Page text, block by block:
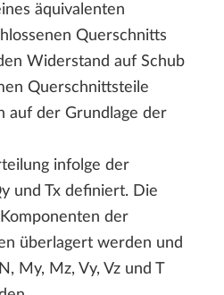
äquivalenten
Querschnitts
Widerstand auf Schub
Querschnittsteile
auf der Grundlage der
infolge der
und Tx definiert. Die
der
überlagert werden und
My, Mz, Vy, Vz und T